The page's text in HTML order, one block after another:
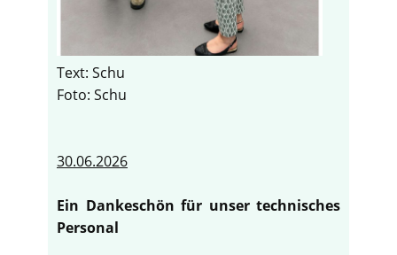
Text: Schu
Foto: Schu
30.06.2026
Ein Dankeschön für unser technisches
Personal